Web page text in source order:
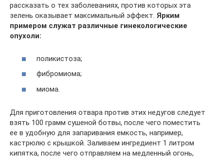
рассказать о тех заболеваниях, против которых эта
зелень оказывает максимальный эффект. Ярким
примером служат различные гинекологические
опухоли:
поликистоза;
фибромиома;
миома.
Для приготовления отвара против этих недугов следует
взять 100 грамм сушеной ботвы, после чего поместить
ее в удобную для запаривания емкость, например,
кастрюлю с крышкой. Заливаем ингредиент 1 литром
кипятка, после чего отправляем на медленный огонь,